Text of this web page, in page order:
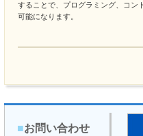
することで、プログラミング、コン
可能になります。
■お問い合わせ